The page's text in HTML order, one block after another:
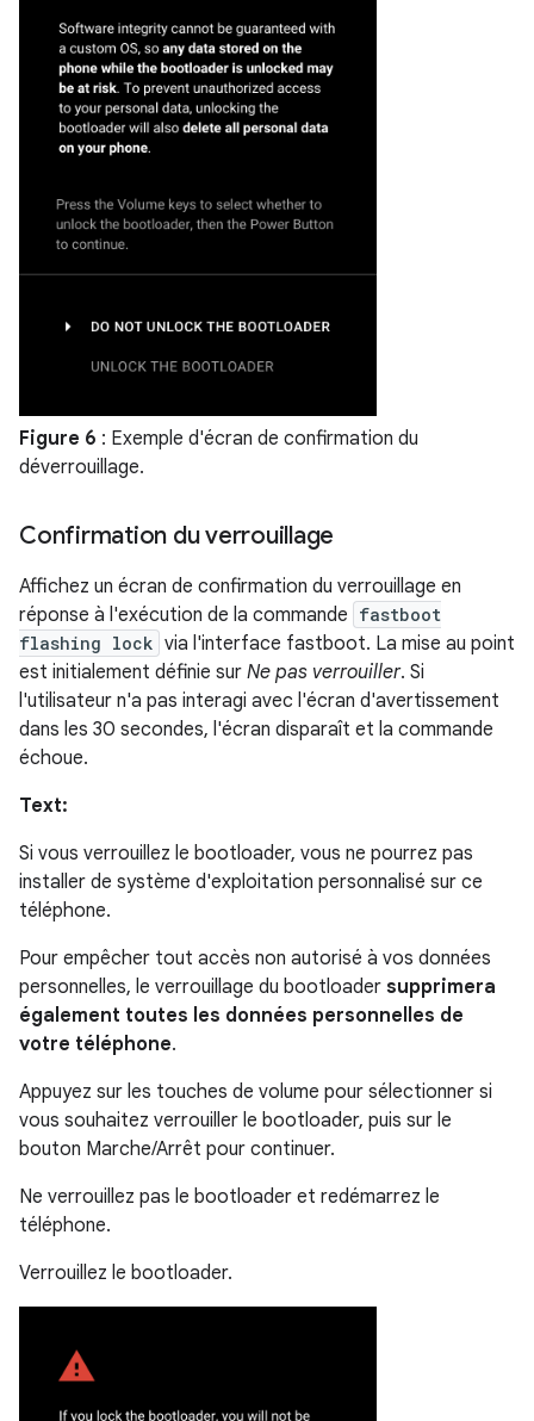
Figure 6 : Exemple d'écran de confirmation du
déverrouillage.
Confirmation du verrouillage
Affichez un écran de confirmation du verrouillage en
réponse à l'exécution de la commande fastboot
flashing lock via l'interface fastboot. La mise au point
est initialement définie sur Ne pas verrouiller. Si
l'utilisateur n'a pas interagi avec l'écran d'avertissement
dans les 30 secondes, l'écran disparaît et la commande
échoue.
Text:
Si vous verrouillez le bootloader, vous ne pourrez pas
installer de système d'exploitation personnalisé sur ce
téléphone.
Pour empêcher tout accès non autorisé à vos données
personnelles, le verrouillage du bootloader supprimera
également toutes les données personnelles de
votre téléphone.
Appuyez sur les touches de volume pour sélectionner si
vous souhaitez verrouiller le bootloader, puis sur le
bouton Marche/Arrêt pour continuer.
Ne verrouillez pas le bootloader et redémarrez le
téléphone.
Verrouillez le bootloader.